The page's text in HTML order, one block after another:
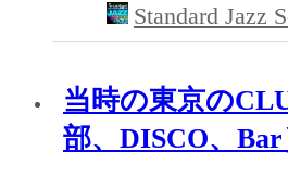
Standard Jazz
当時の東京の
部、DISCO、Bar